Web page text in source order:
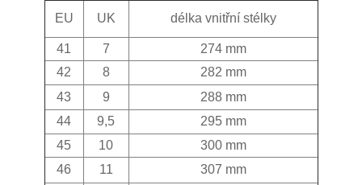
EU UK délka vnitřní stélky
41 7
274 mm
42
8
282 mm
43
9
288 mm
44
9,5
295 mm
45
10
300 mm
46
11
307 mm